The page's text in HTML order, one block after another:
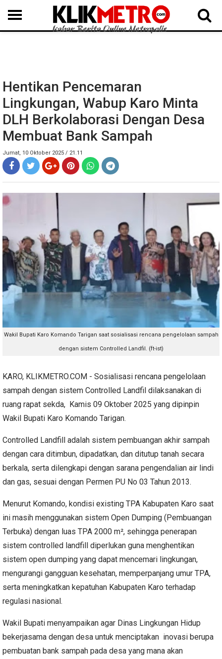
MEDAN LANGKAT DAIRI SAMOSIR TAPUT BATUBARA DELISERDANG
Hentikan Pencemaran
Lingkungan, Wabup Karo Minta
DLH Berkolaborasi Dengan Desa
Membuat Bank Sampah
Jumat, 10 Oktober 2025 / 21.11
Wakil Bupati Karo Komando Tarigan saat sosialisasi rencana pengelolaan sampah
dengan sistem Controlled Landfil. (ft-ist)
KARO, KLIKMETRO.COM - Sosialisasi rencana pengelolaan
sampah dengan sistem Controlled Landfil dilaksanakan di
ruang rapat sekda, Kamis 09 Oktober 2025 yang dipinpin
Wakil Bupati Karo Komando Tarigan.
Controlled Landfill adalah sistem pembuangan akhir sampah
dengan cara ditimbun, dipadatkan, dan ditutup tanah secara
berkala, serta dilengkapi dengan sarana pengendalian air lindi
dan gas, sesuai dengan Permen PU No 03 Tahun 2013.
Menurut Komando, kondisi existing TPA Kabupaten Karo saat
ini masih menggunakan sistem Open Dumping (Pembuangan
Terbuka) dengan luas TPA 2000 m², sehingga penerapan
sistem controlled landfill diperlukan guna menghentikan
sistem open dumping yang dapat mencemari lingkungan,
mengurangi gangguan kesehatan, memperpanjang umur TPA,
serta meningkatkan kepatuhan Kabupaten Karo terhadap
regulasi nasional.
Wakil Bupati menyampaikan agar Dinas Lingkungan Hidup
bekerjasama dengan desa untuk menciptakan inovasi berupa
pembuatan bank sampah pada desa yang mana akan